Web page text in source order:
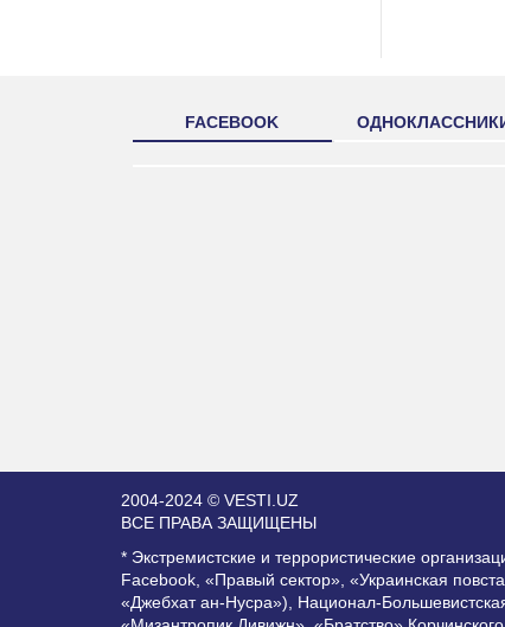
FACEBOOK
2004-2024 © VESTI.UZ
ВСЕ ПРАВА ЗАЩИЩЕНЫ
* Экстремистские и террористические
Facebook, «Правый сектор», «Украинская
«Джебхат ан-Нусра»), Национал-